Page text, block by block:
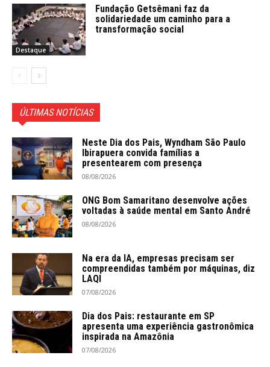
Destaque
Fundação Getsêmani faz da
solidariedade um caminho para a
transformação social
ÚLTIMAS NOTÍCIAS
Neste Dia dos Pais, Wyndham São Paulo
Ibirapuera convida famílias a
presentearem com presença
08/08/2026
ONG Bom Samaritano desenvolve ações
voltadas à saúde mental em Santo André
08/08/2026
Na era da IA, empresas precisam ser
compreendidas também por máquinas, diz
LAQI
07/08/2026
Dia dos Pais: restaurante em SP
apresenta uma experiência gastronômica
inspirada na Amazônia
07/08/2026